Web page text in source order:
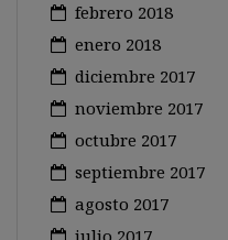
febrero 2018
enero 2018
diciembre 2017
noviembre 2017
octubre 2017
septiembre 2017
agosto 2017
julio 2017